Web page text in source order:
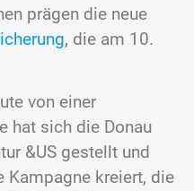
prägen die neue
, die am 10.
von einer
hat sich die Donau
&US gestellt und
Kampagne kreiert, die